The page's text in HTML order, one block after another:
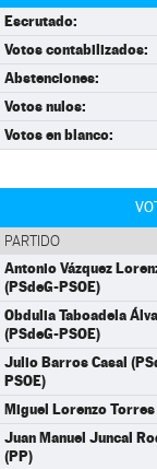
Escrutado:
Votos contabilizados:
Abstenciones:
Votos nulos:
Votos en blanco:
PARTIDO
Antonio Vázquez
(PSdeG-PSOE)
Obdulia Taboadela
(PSdeG-PSOE)
Julio Barros Casal
PSOE)
Miguel Lorenzo Torres
Juan Manuel Juncal
(PP)